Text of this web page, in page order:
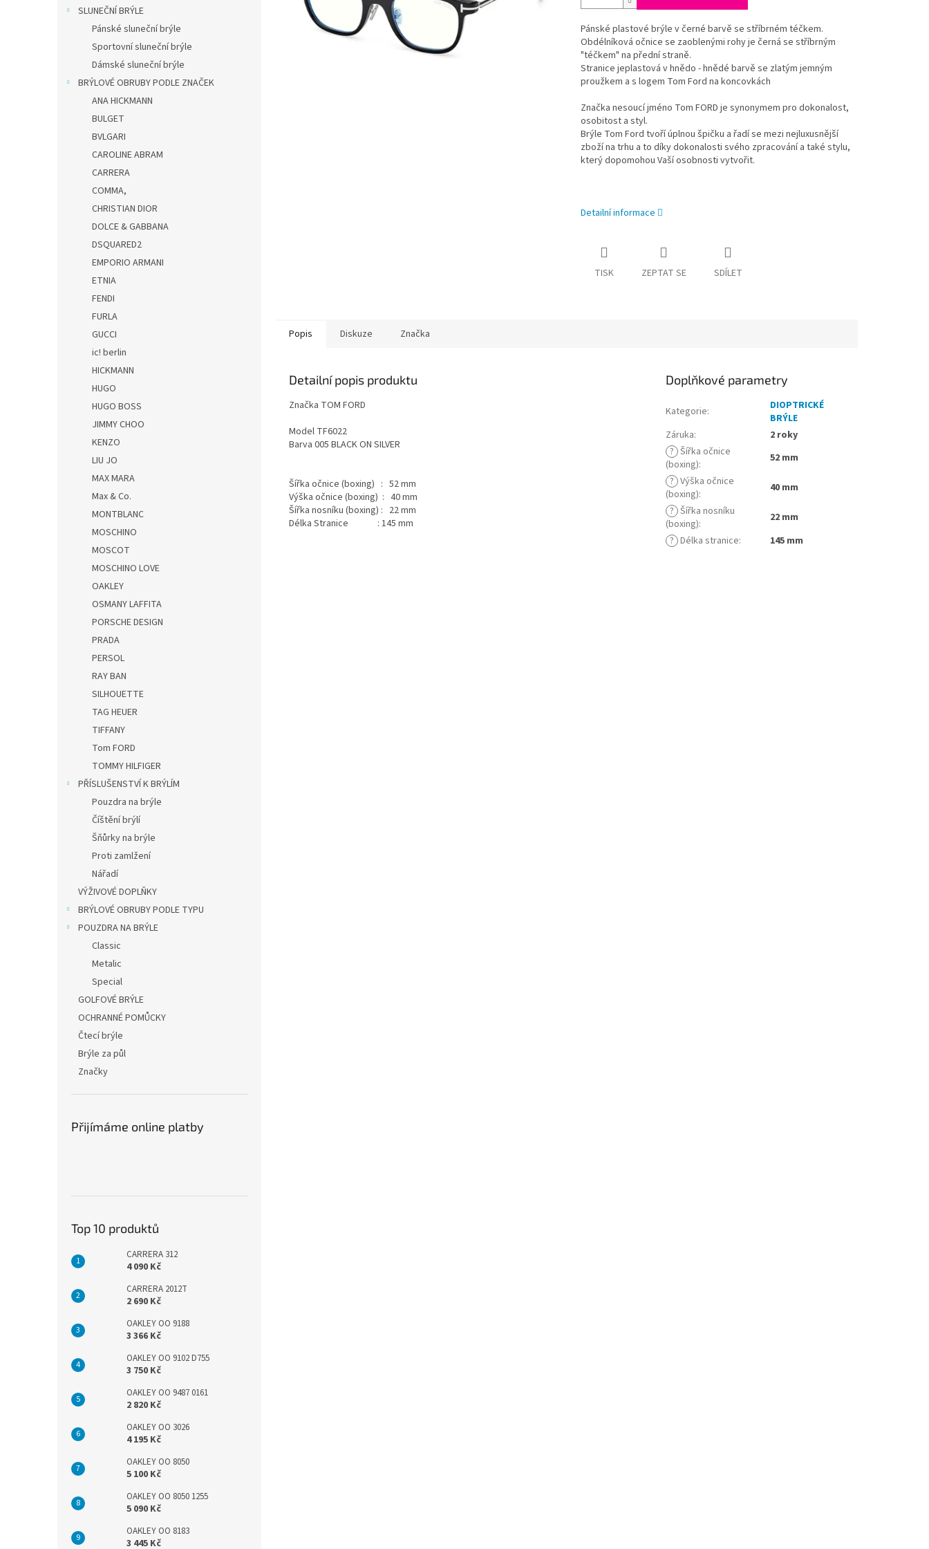
SLUNEČNÍ BRÝLE
Pánské sluneční brýle
Sportovní sluneční brýle
Dámské sluneční brýle
BRÝLOVÉ OBRUBY PODLE ZNAČEK
ANA HICKMANN
BULGET
BVLGARI
CAROLINE ABRAM
CARRERA
COMMA,
CHRISTIAN DIOR
DOLCE & GABBANA
DSQUARED2
EMPORIO ARMANI
ETNIA
FENDI
FURLA
GUCCI
ic! berlin
HICKMANN
HUGO
HUGO BOSS
JIMMY CHOO
KENZO
LIU JO
MAX MARA
Max & Co.
MONTBLANC
MOSCHINO
MOSCOT
MOSCHINO LOVE
OAKLEY
OSMANY LAFFITA
PORSCHE DESIGN
PRADA
PERSOL
RAY BAN
SILHOUETTE
TAG HEUER
TIFFANY
Tom FORD
TOMMY HILFIGER
PŘÍSLUŠENSTVÍ K BRÝLÍM
Pouzdra na brýle
Číštění brýlí
Šňůrky na brýle
Proti zamlžení
Nářadí
VÝŽIVOVÉ DOPLŇKY
BRÝLOVÉ OBRUBY PODLE TYPU
POUZDRA NA BRÝLE
Classic
Metalic
Special
GOLFOVÉ BRÝLE
OCHRANNÉ POMŮCKY
Čtecí brýle
Brýle za půl
Značky
Přijímáme online platby
Top 10 produktů
CARRERA 312
4 090 Kč
CARRERA 2012T
2 690 Kč
OAKLEY OO 9188
3 366 Kč
OAKLEY OO 9102 D755
3 750 Kč
OAKLEY OO 9487 0161
2 820 Kč
OAKLEY OO 3026
4 195 Kč
OAKLEY OO 8050
5 100 Kč
OAKLEY OO 8050 1255
5 090 Kč
OAKLEY OO 8183
3 445 Kč
Pánské plastové brýle v černé barvě se stříbrném téčkem.
Obdélníková očnice se zaoblenými rohy je černá se stříbrným
"téčkem" na přední straně.
Stranice jeplastová v hnědo - hnědé barvě se zlatým jemným
proužkem a s logem Tom Ford na koncovkách
Značka nesoucí jméno Tom FORD je synonymem pro dokonalost,
osobitost a styl.
Brýle Tom Ford tvoří úplnou špičku a řadí se mezi nejluxusnější
zboží na trhu a to díky dokonalosti svého zpracování a také stylu,
který dopomohou Vaší osobnosti vytvořit.
Detailní informace
TISK ZEPTAT SE SDÍLET
Popis Diskuze Značka
Detailní popis produktu
Značka TOM FORD
Model TF6022
Barva 005 BLACK ON SILVER
Šířka očnice (boxing) : 52 mm
Výška očnice (boxing) : 40 mm
Šířka nosníku (boxing) : 22 mm
Délka Stranice : 145 mm
Doplňkové parametry
Kategorie:
DIOPTRICKÉ
BRÝLE
Záruka:
2 roky
? Šířka očnice
(boxing):
52 mm
? Výška očnice
(boxing):
40 mm
? Šířka nosníku
(boxing):
22 mm
? Délka stranice: 145 mm